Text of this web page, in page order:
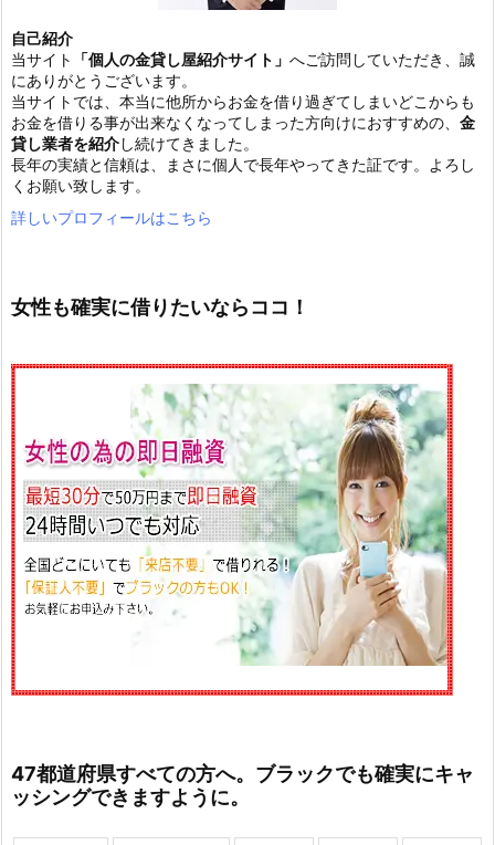
自己紹介
当サイト
「個人の金貸し屋紹介サイト」 へご訪問していただき、誠
にありがとうございます。
当サイトでは、本当に他所からお金を借り過ぎてしまいどこからも
お金を借りる事が出来なくなってしまった方向けにおすすめの、 金
貸し業者を紹介し続けてきました。
長年の実績と信頼は、まさに個人で長年やってきた証です。よろし
くお願い致します。
詳しいプロフィールはこちら
女性も確実に借りたいならココ！
47都道府県すべての方へ。ブラックでも確実にキャ
ッシングできますように。